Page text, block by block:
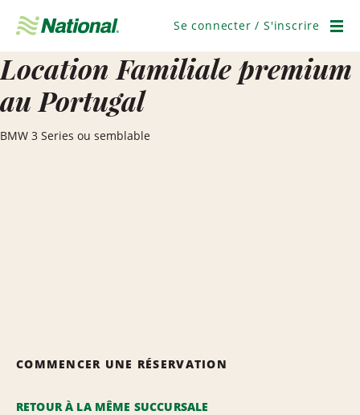
navigation
Se connecter / S'inscrire
Location Familiale premium
au Portugal
BMW 3 Series ou semblable
COMMENCER UNE RÉSERVATION
RETOUR À LA MÊME SUCCURSALE